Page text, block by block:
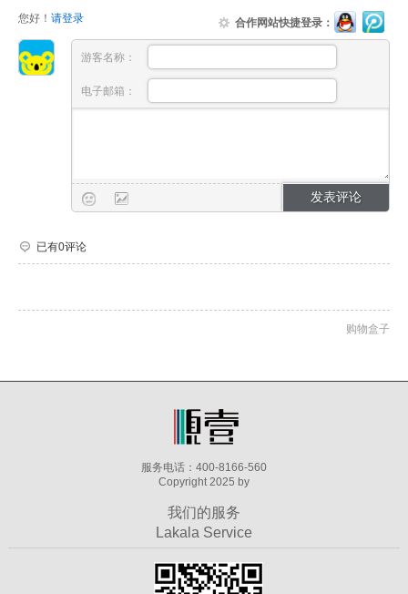
您好！ 请登录 合作网站快捷登录：
游客名称：
电子邮箱：
已有0评论
购物盒子
服务电话：400-8166-560
Copyright 2025 by
我们的服务
Lakala Service